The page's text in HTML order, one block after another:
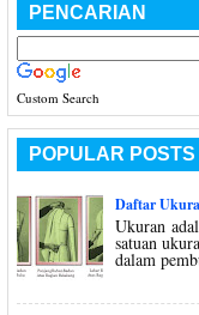
PENCARIAN
Custom Search
POPULAR POSTS
Daftar
Ukuran
satuan
dalam